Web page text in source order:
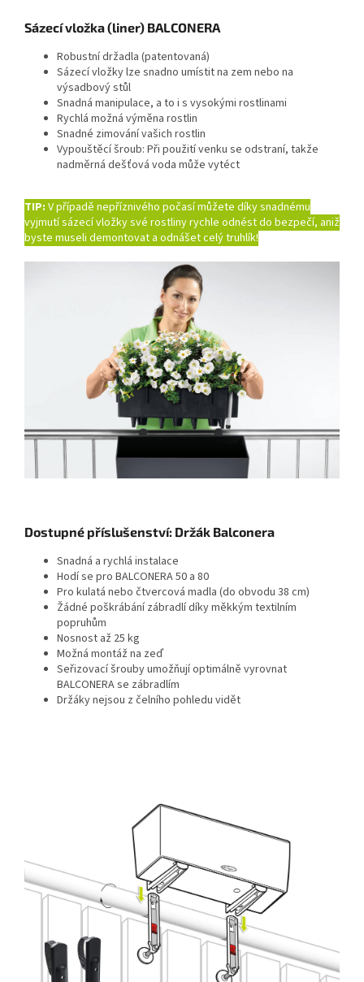
Sázecí vložka (liner) BALCONERA
Robustní držadla (patentovaná)
Sázecí vložky lze snadno umístit na zem nebo na
výsadbový stůl
Snadná manipulace, a to i s vysokými rostlinami
Rychlá možná výměna rostlin
Snadné zimování vašich rostlin
Vypouštěcí šroub: Při použití venku se odstraní, takže
nadměrná dešťová voda může vytéct
TIP: V případě nepříznivého počasí můžete díky snadnému
vyjmutí sázecí vložky své rostliny rychle odnést do bezpečí, aniž
byste museli demontovat a odnášet celý truhlík!
Dostupné příslušenství: Držák Balconera
Snadná a rychlá instalace
Hodí se pro BALCONERA 50 a 80
Pro kulatá nebo čtvercová madla (do obvodu 38 cm)
Žádné poškrábání zábradlí díky měkkým textilním
popruhům
Nosnost až 25 kg
Možná montáž na zeď
Seřizovací šrouby umožňují optimálně vyrovnat
BALCONERA se zábradlím
Držáky nejsou z čelního pohledu vidět